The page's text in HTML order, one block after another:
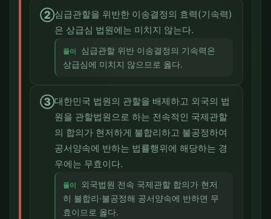
②심급관할을 위반한 이송결정의 효력(기속력)
은 상급심 법원에는 미치지 않는다.
풀이
심급관할 위반 이송결정의 기속력은
상급심에 미치지 않으므로 옳다.
③대한민국 법원의 관할을 배제하고 외국의 법
원을 관할법원으로 하는 전속적인 국제관할
의 합의가 현저하게 불합리하고 불공정하여
공서양속에 반하는 법률행위에 해당하는 경
우에는 무효이다.
풀이
외국법원 전속 국제관할 합의가 현저
히 불합리·불공정해 공서양속에 반하면 무
효이므로 옳다.